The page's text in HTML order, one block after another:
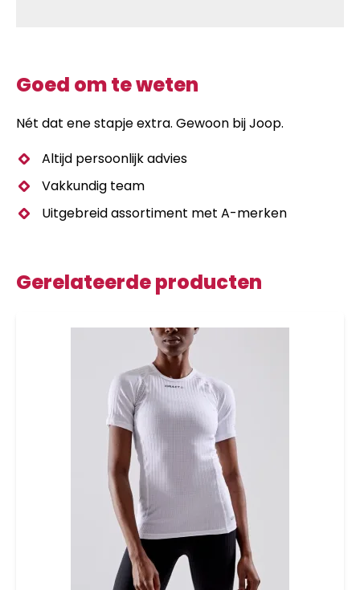
Goed om te weten
Nét dat ene stapje extra. Gewoon bij Joop.
Altijd persoonlijk advies
Vakkundig team
Uitgebreid assortiment met A-merken
Gerelateerde producten